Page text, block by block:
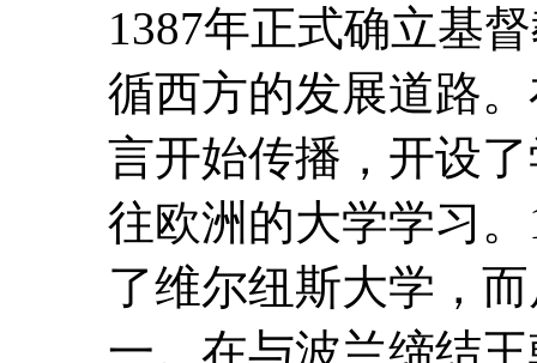
1387年正式确立基
循西方的发展道路
言开始传播，开设
往欧洲的大学学习
了维尔纽斯大学，
一。在与波兰缔结